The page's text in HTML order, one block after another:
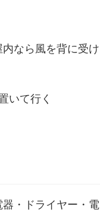
なら風を背に受け
いて行く
・ドライヤー・電